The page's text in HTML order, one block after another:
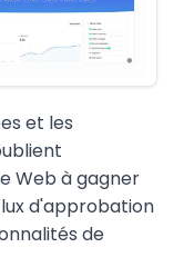
et les
Web à gagner
d'approbation
de